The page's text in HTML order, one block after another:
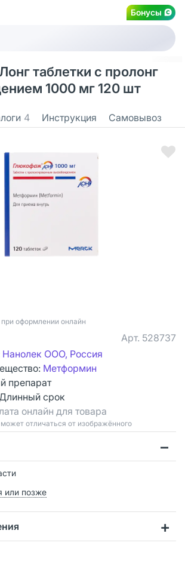
Бонусы
таблетки с пролонг
1000 мг 120 шт
4 Инструкция Самовывоз
оформлении онлайн
Арт. 528737
Нанолек ООО, Россия
Метформин
препарат
Длинный срок
онлайн для товара
отличаться от изображённого
или позже